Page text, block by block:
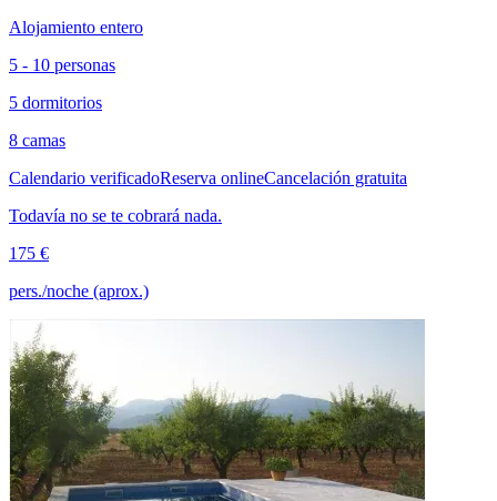
Alojamiento entero
5 - 10 personas
5 dormitorios
8 camas
Calendario verificadoReserva onlineCancelación gratuita
Todavía no se te cobrará nada.
175 €
pers./noche (aprox.)